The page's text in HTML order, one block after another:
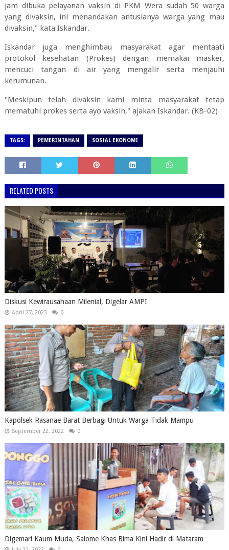
jam dibuka pelayanan vaksin di PKM Wera sudah 50 warga
yang divaksin, ini menandakan antusianya warga yang mau
divaksin," kata Iskandar.
Iskandar juga menghimbau masyarakat agar mentaati
protokol kesehatan (Prokes) dengan memakai masker,
mencuci tangan di air yang mengalir serta menjauhi
kerumunan.
"Meskipun telah divaksin kami minta masyarakat tetap
mematuhi prokes serta ayo vaksin," ajakan Iskandar. (KB-02)
TAGS: PEMERINTAHAN SOSIAL EKONOMI
RELATED POSTS
Diskusi Kewirausahaan Milenial, Digelar AMPI
April 27, 2023 0
Kapolsek Rasanae Barat Berbagi Untuk Warga Tidak Mampu
September 22, 2022 0
Digemari Kaum Muda, Salome Khas Bima Kini Hadir di Mataram